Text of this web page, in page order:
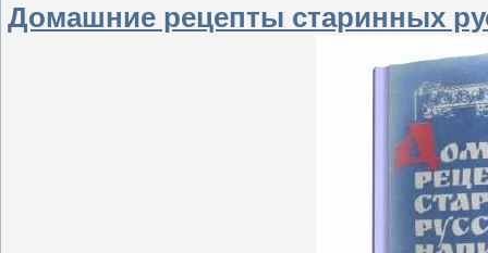
Домашние рецепты старинных